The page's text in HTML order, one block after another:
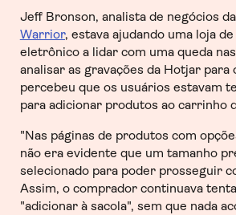
Jeff Bronson, analista de negócios da
Warrior, estava ajudando uma loja
eletrônico a lidar com uma queda
analisar as gravações da Hotjar para
percebeu que os usuários estavam
para adicionar produtos ao carrinho
"Nas páginas de produtos com
não era evidente que um tamanho
selecionado para poder prosseguir
Assim, o comprador continuava
"adicionar à sacola", sem que nada